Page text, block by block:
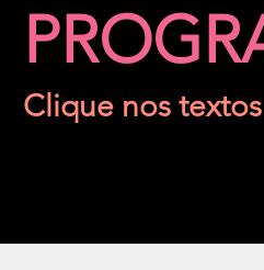
Clique nos